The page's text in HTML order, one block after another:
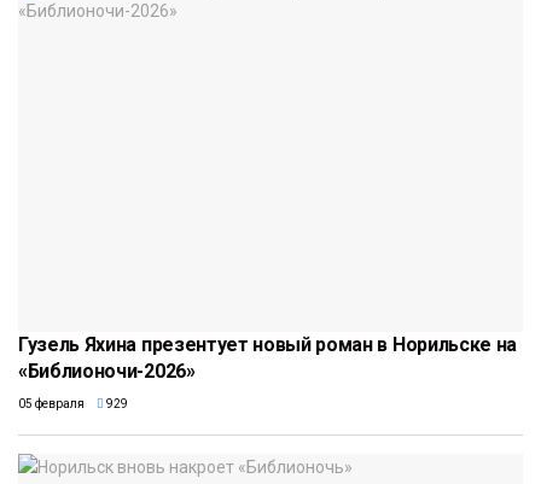
Гузель Яхина презентует новый роман в Норильске на
«Библионочи-2026»
05 февраля 929